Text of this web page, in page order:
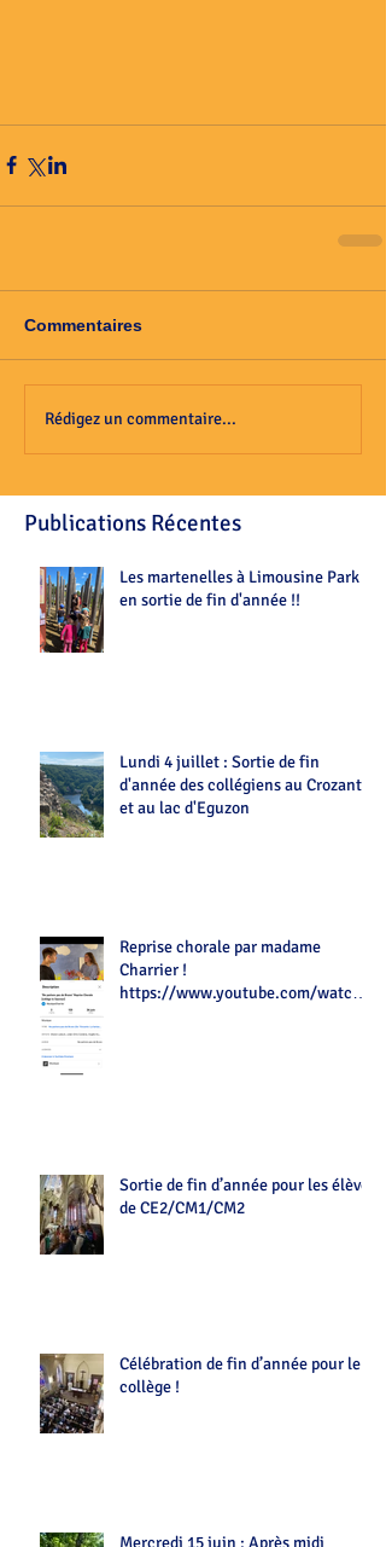
Commentaires
Rédigez un commentaire...
Publications Récentes
Les martenelles à Limousine Park
en sortie de fin d'année !!
Lundi 4 juillet : Sortie de fin
d'année des collégiens au Crozant
et au lac d'Eguzon
Reprise chorale par madame
Charrier !
https://www.youtube.com/watch?
Sortie de fin d’année pour les élèves
de CE2/CM1/CM2
Célébration de fin d’année pour le
collège !
Mercredi 15 juin : Après midi